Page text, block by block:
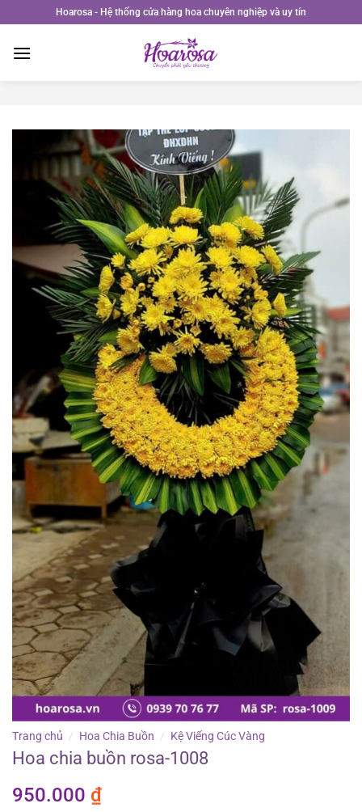
qua
nội
Hoarosa - Hệ thống cửa hàng hoa chuyên nghiệp và uy tín
Trang chủ / Hoa Chia Buồn / Kệ Viếng Cúc Vàng
Hoa chia buồn rosa-1008
950.000 ₫